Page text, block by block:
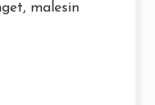
malesin